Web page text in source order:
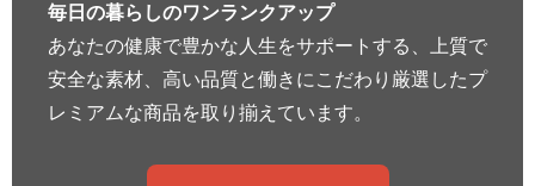
毎日の暮らしのワンランクアップ
あなたの健康で豊かな人生をサポートする、上質で
安全な素材、高い品質と働きにこだわり厳選したプ
レミアムな商品を取り揃えています。